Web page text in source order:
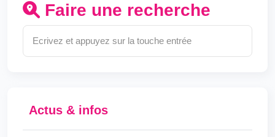
Faire une recherche
Actus & infos